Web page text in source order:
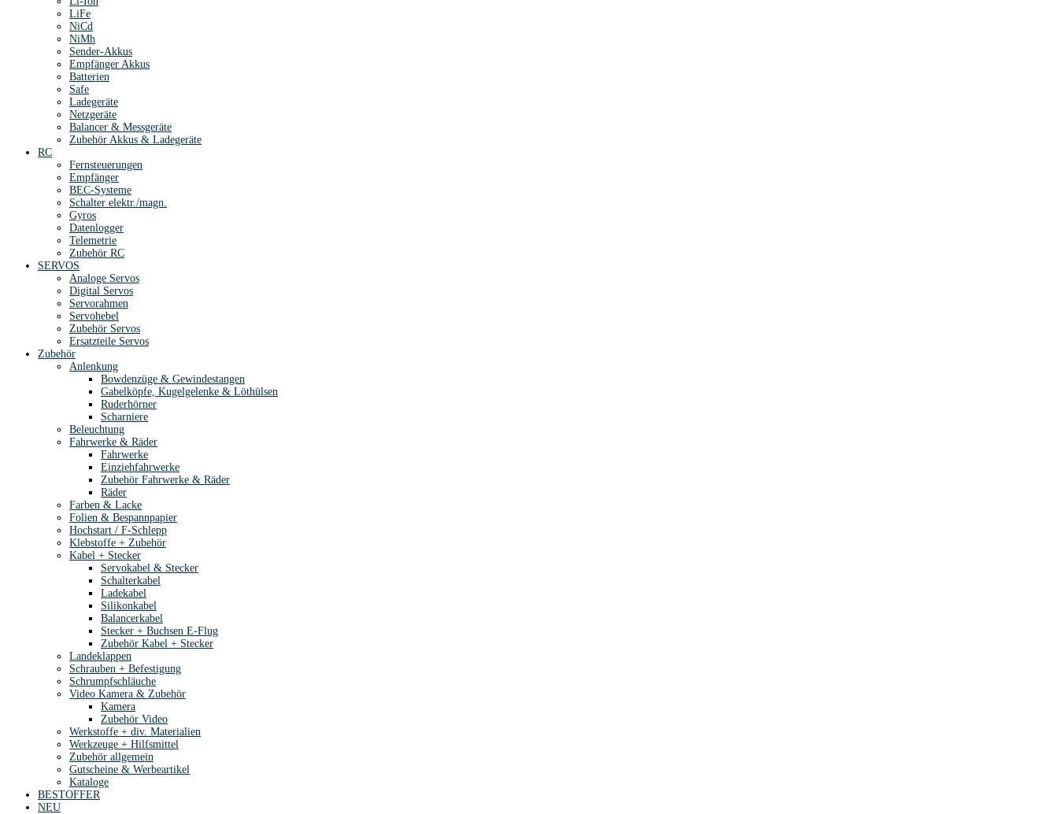
LiFe
NiCd
NiMh
Sender-Akkus
Empfänger Akkus
Batterien
Safe
Ladegeräte
Netzgeräte
Balancer & Messgeräte
Zubehör Akkus & Ladegeräte
RC
Fernsteuerungen
Empfänger
BEC-Systeme
Schalter elektr./magn.
Gyros
Datenlogger
Telemetrie
Zubehör RC
SERVOS
Analoge Servos
Digital Servos
Servorahmen
Servohebel
Zubehör Servos
Ersatzteile Servos
Zubehör
Anlenkung
Bowdenzüge & Gewindestangen
Gabelköpfe, Kugelgelenke & Löthülsen
Ruderhörner
Scharniere
Beleuchtung
Fahrwerke & Räder
Fahrwerke
Einziehfahrwerke
Zubehör Fahrwerke & Räder
Räder
Farben & Lacke
Folien & Bespannpapier
Hochstart / F-Schlepp
Klebstoffe + Zubehör
Kabel + Stecker
Servokabel & Stecker
Schalterkabel
Ladekabel
Silikonkabel
Balancerkabel
Stecker + Buchsen E-Flug
Zubehör Kabel + Stecker
Landeklappen
Schrauben + Befestigung
Schrumpfschläuche
Video Kamera & Zubehör
Kamera
Zubehör Video
Werkstoffe + div. Materialien
Werkzeuge + Hilfsmittel
Zubehör allgemein
Gutscheine & Werbeartikel
Kataloge
BESTOFFER
NEU